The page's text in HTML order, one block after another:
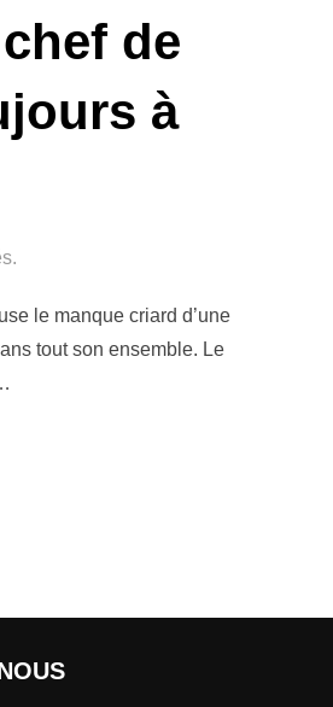
de
à
le manque criard d’une
tout son ensemble. Le